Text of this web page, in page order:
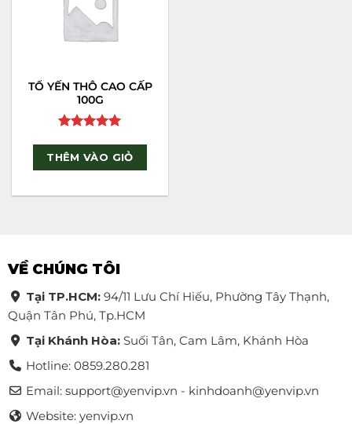
TỔ YẾN THÔ CAO CẤP
100G
out of 5
THÊM VÀO GIỎ
VỀ CHÚNG TÔI
Tại TP.HCM:94/11 Lưu Chí Hiếu, Phường Tây Thạnh,
Quận Tân Phú, Tp.HCM
Tại Khánh Hòa:Suối Tân, Cam Lâm, Khánh Hòa
Hotline: 0859.280.281
Email: support@yenvip.vn - kinhdoanh@yenvip.vn
Website: yenvip.vn